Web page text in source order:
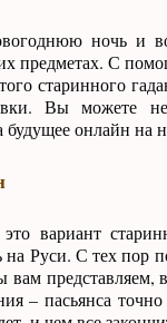
ночь и
предметах. С
старинного
Вы можете
онлайн на
вариант
Руси. С тех пор
представляем,
– пасьянса